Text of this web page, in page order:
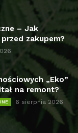
– Jak
zakupem?
„Eko”
na remont?
6 sierpnia 2026